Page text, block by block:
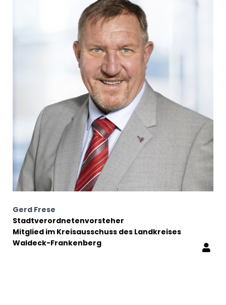
Gerd Frese
Stadtverordnetenvorsteher
Mitglied im Kreisausschuss des Landkreises
Waldeck-Frankenberg